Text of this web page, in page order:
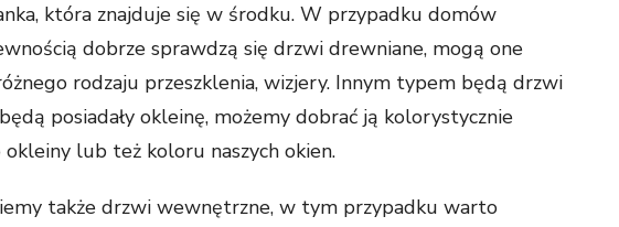
która znajduje się w środku. W przypadku domów
dobrze sprawdzą się drzwi drewniane, mogą one
rodzaju przeszklenia, wizjery. Innym typem będą drzwi
posiadały okleinę, możemy dobrać ją kolorystycznie
okleiny lub też koloru naszych okien.
także drzwi wewnętrzne, w tym przypadku warto